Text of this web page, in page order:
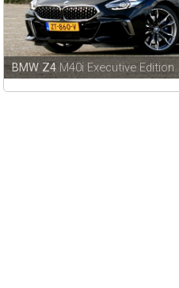
BMW Z4 M40i Executive Edition